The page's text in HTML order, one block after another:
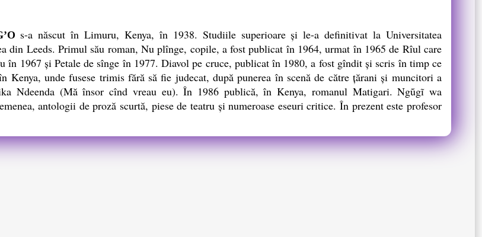
s-a născut în Limuru, Kenya, în 1938. Studiile superioare şi le-a definitivat la Universitatea
din Leeds. Primul său roman, Nu plînge, copile, a fost publicat în 1964, urmat în 1965 de Rîul care
în 1967 şi Petale de sînge în 1977. Diavol pe cruce, publicat în 1980, a fost gîndit şi scris în timp ce
Kenya, unde fusese trimis fără să fie judecat, după punerea în scenă de către ţărani şi muncitori a
Ndeenda (Mă însor cînd vreau eu). În 1986 publică, în Kenya, romanul Matigari. Ngũgĩ wa
antologii de proză scurtă, piese de teatru şi numeroase eseuri critice. În prezent este profesor